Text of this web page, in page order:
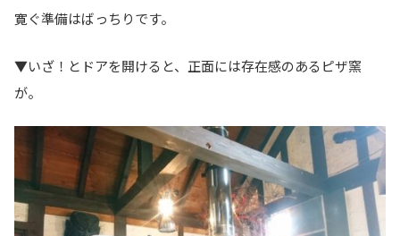
寛ぐ準備はばっちりです。
▼いざ！とドアを開けると、正面には存在感のあるピザ窯
が。